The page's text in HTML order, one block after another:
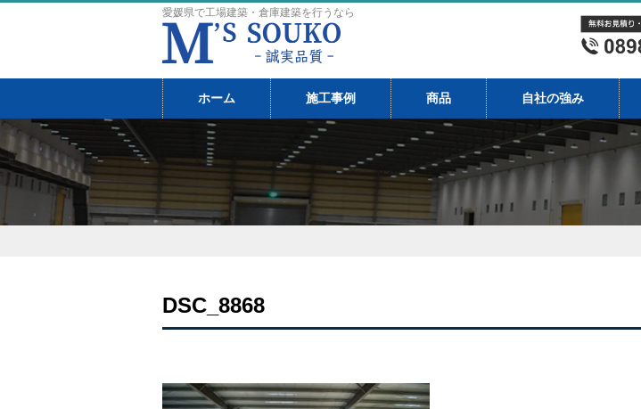
愛媛県で工場建築・倉庫建築を行うなら
ホーム 施工事例 商品 自社の強み
DSC_8868